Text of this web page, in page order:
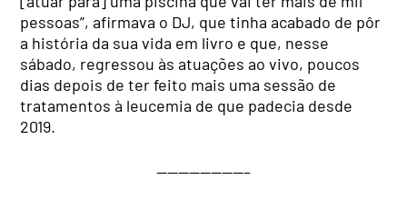
pessoas”, afirmava o DJ, que tinha acabado de pôr
a história da sua vida em livro e que, nesse
sábado, regressou às atuações ao vivo, poucos
dias depois de ter feito mais uma sessão de
tratamentos à leucemia de que padecia desde
2019.
————————–